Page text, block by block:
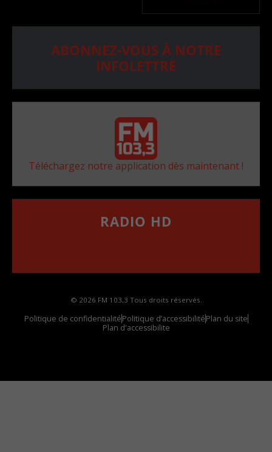
ABONNEZ-VOUS À NOTRE
INFOLETTRE
Téléchargez notre application dès maintenant !
RADIO HD
© 2026 FM 103,3 Tous droits réservés.
Politique de confidentialitéPolitique d’accessibilitéPlan du site
Plan d'accessibilite